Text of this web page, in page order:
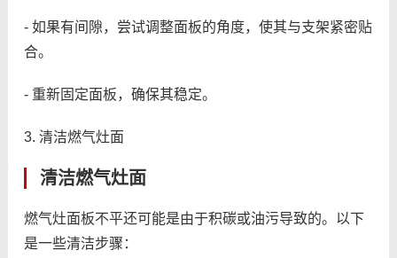
- 如果有间隙，尝试调整面板的角度，使其与支架紧密贴
合。
- 重新固定面板，确保其稳定。
3. 清洁燃气灶面
清洁燃气灶面
燃气灶面板不平还可能是由于积碳或油污导致的。以下
是一些清洁步骤：